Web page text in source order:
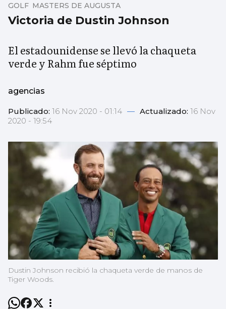
Victoria de Dustin Johnson
GOLF MASTERS DE AUGUSTA
El estadounidense se llevó la chaqueta
verde y Rahm fue séptimo
agencias
Publicado: 16 Nov 2020 - 01:14 — Actualizado: 16 Nov
2020 - 19:54
Dustin Johnson recibió la chaqueta verde de manos de
Tiger Woods.